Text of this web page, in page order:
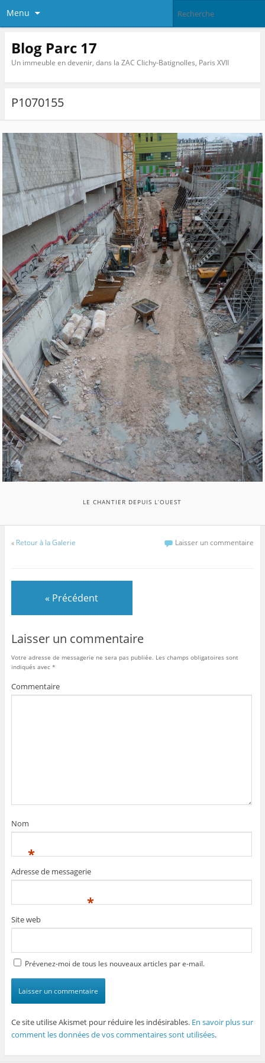
Menu
Blog Parc 17
Un immeuble en devenir, dans la ZAC Clichy-Batignolles, Paris XVII
P1070155
LE CHANTIER DEPUIS L’OUEST
« Retour à la Galerie Laisser un commentaire
« Précédent
Laisser un commentaire
Votre adresse de messagerie ne sera pas publiée. Les champs obligatoires sont
indiqués avec *
Commentaire
Nom
*
Adresse de messagerie
*
Site web
Prévenez-moi de tous les nouveaux articles par e-mail.
Ce site utilise Akismet pour réduire les indésirables. En savoir plus sur
comment les données de vos commentaires sont utilisées.